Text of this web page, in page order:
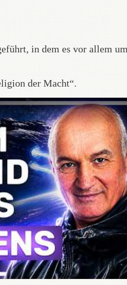
in dem es vor allem
der Macht“.